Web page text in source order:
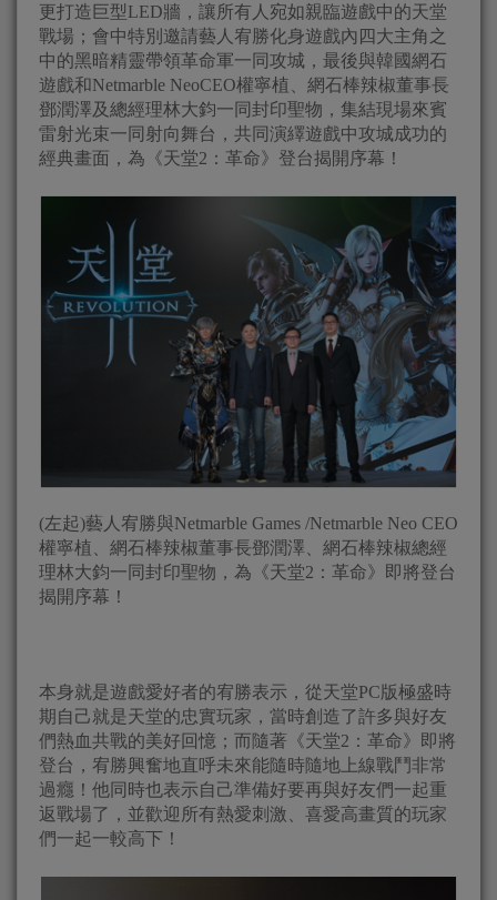
更打造巨型LED牆，讓所有人宛如親臨遊戲中的天堂
戰場；會中特別邀請藝人宥勝化身遊戲內四大主角之
中的黑暗精靈帶領革命軍一同攻城，最後與韓國網石
遊戲和Netmarble NeoCEO權寧植、網石棒辣椒董事長
鄧潤澤及總經理林大鈞一同封印聖物，集結現場來賓
雷射光束一同射向舞台，共同演繹遊戲中攻城成功的
經典畫面，為《天堂2：革命》登台揭開序幕！
(左起)藝人宥勝與Netmarble Games /Netmarble Neo CEO
權寧植、網石棒辣椒董事長鄧潤澤、網石棒辣椒總經
理林大鈞一同封印聖物，為《天堂2：革命》即將登台
揭開序幕！
本身就是遊戲愛好者的宥勝表示，從天堂PC版極盛時
期自己就是天堂的忠實玩家，當時創造了許多與好友
們熱血共戰的美好回憶；而隨著《天堂2：革命》即將
登台，宥勝興奮地直呼未來能隨時隨地上線戰鬥非常
過癮！他同時也表示自己準備好要再與好友們一起重
返戰場了，並歡迎所有熱愛刺激、喜愛高畫質的玩家
們一起一較高下！